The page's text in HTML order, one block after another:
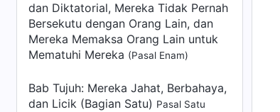
dan Diktatorial, Mereka Tidak Pernah
Bersekutu dengan Orang Lain, dan
Mereka Memaksa Orang Lain untuk
Mematuhi Mereka (Pasal Enam)
Bab Tujuh: Mereka Jahat, Berbahaya,
dan Licik (Bagian Satu) Pasal Satu